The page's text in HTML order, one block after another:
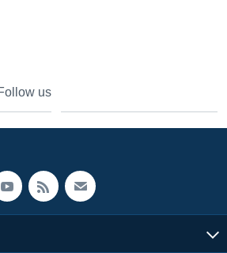
us